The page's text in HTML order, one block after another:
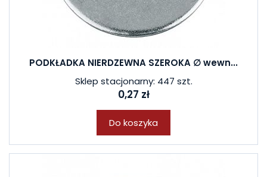
PODKŁADKA NIERDZEWNA SZEROKA ∅ wewn...
Sklep stacjonarny: 447 szt.
0,27 zł
Do koszyka